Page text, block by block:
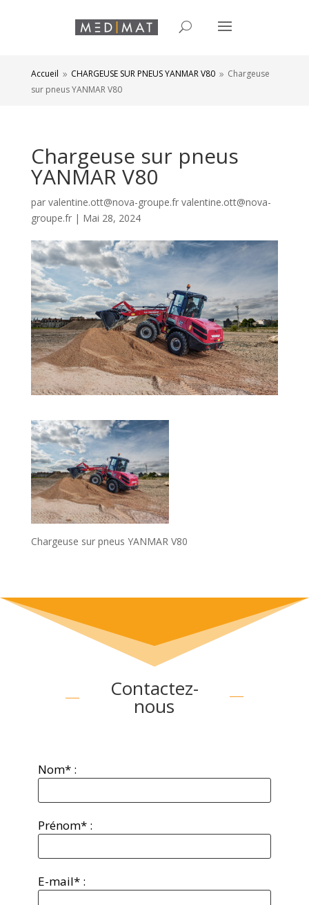
Accueil 9 CHARGEUSE SUR PNEUS YANMAR V80 9 Chargeuse
sur pneus YANMAR V80
Chargeuse sur pneus
YANMAR V80
par valentine.ott@nova-groupe.fr valentine.ott@nova-
groupe.fr| Mai 28, 2024
Chargeuse sur pneus YANMAR V80
Contactez-
nous
Nom* :
Prénom* :
E-mail* :